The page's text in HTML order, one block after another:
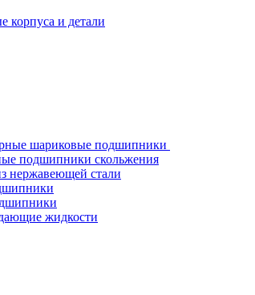
корпуса и детали
шариковые подшипники
подшипники скольжения
нержавеющей стали
жидкости